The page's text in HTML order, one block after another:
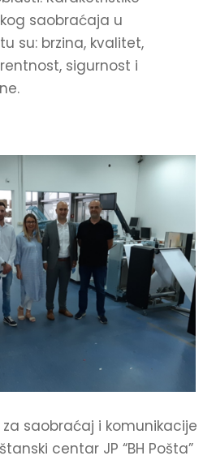
saobraćaja u
su: brzina, kvalitet,
sigurnost i
saobraćaj i komunikacije
centar JP “BH Pošta”